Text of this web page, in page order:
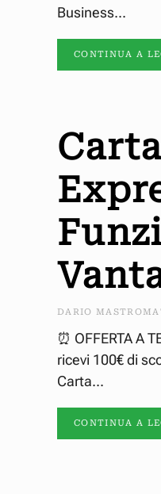
Business...
CONTINUA A
DARIO
⏰ OFFERTA A
ricevi 100€ di
Carta...
CONTINUA A